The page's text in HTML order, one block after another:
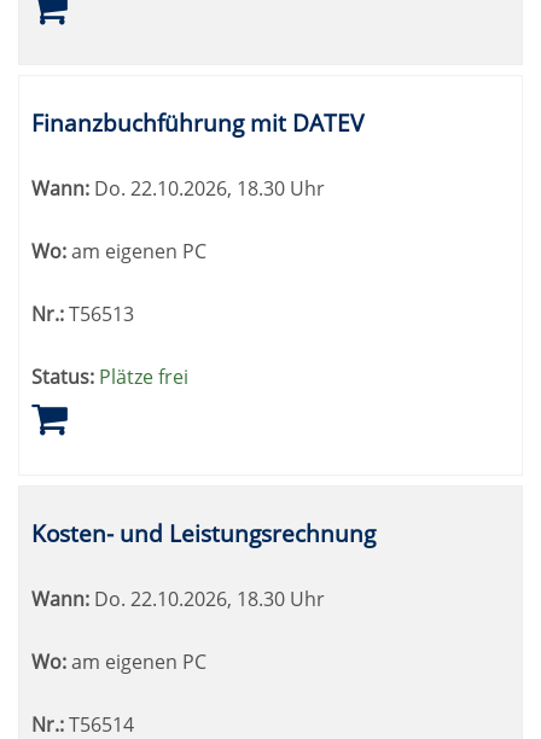
Finanzbuchführung mit DATEV
Wann: Do. 22.10.2026, 18.30 Uhr
Wo:am eigenen PC
Nr.:T56513
Status: Plätze frei
Kosten- und Leistungsrechnung
Wann: Do. 22.10.2026, 18.30 Uhr
Wo:am eigenen PC
Nr.:T56514